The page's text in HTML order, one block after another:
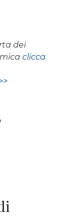
dei
clicca